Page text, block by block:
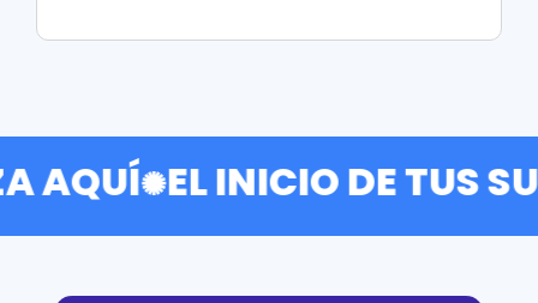
✺EL INICIO DE TUS SUEÑOS